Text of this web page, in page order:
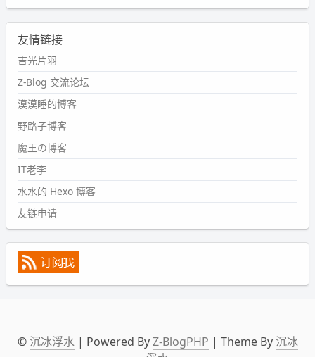
wdssmq
2024-09-11 08:45:43
#PubWord
然后天凉了，为了应对踢被子买了睡袋，不知道 1.2 米会不
会略窄。。
wdssmq
2024-09-09 19:43:00
#PubWord
表，21 年 11 月底发现 B 站上线了这部，直到前几天才看
完，还是分两次看的。。接下来有五项是 2019 年的，都是
电影 —— 略长的待办列表。。
友情链接
吉光片羽
Z-Blog 交流论坛
漠漠睡的博客
野路子博客
魔王の博客
IT老李
水水的 Hexo 博客
友链申请
© 沉冰浮水| Powered ByZ-BlogPHP | Theme By 沉冰